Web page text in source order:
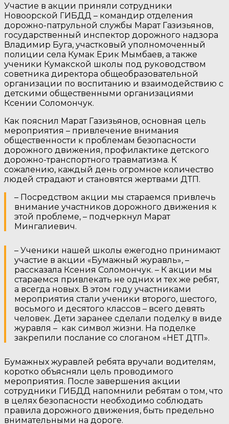
Участие в акции приняли сотрудники
Новоорской ГИБДД – командир отделения
дорожно-патрульной службы Марат Газизьянов,
государственный инспектор дорожного надзора
Владимир Буга, участковый уполномоченный
полиции села Кумак Ерик Мымбаев, а также
ученики Кумакской школы под руководством
советника директора общеобразовательной
организации по воспитанию и взаимодействию с
детскими общественными организациями
Ксении Соломончук.
Как пояснил Марат Газизьянов, основная цель
мероприятия – привлечение внимания
общественности к проблемам безопасности
дорожного движения, профилактике детского
дорожно-транспортного травматизма. К
сожалению, каждый день огромное количество
людей страдают и становятся жертвами ДТП.
– Посредством акции мы стараемся привлечь
внимание участников дорожного движения к
этой проблеме, – подчеркнул Марат
Мингалиевич.
– Ученики нашей школы ежегодно принимают
участие в акции «Бумажный журавль», –
рассказала Ксения Соломончук. – К акции мы
стараемся привлекать не одних и тех же ребят,
а всегда новых. В этом году участниками
мероприятия стали ученики второго, шестого,
восьмого и десятого классов – всего девять
человек. Дети заранее сделали поделку в виде
журавля – как символ жизни. На поделке
закрепили послание со слоганом «НЕТ ДТП».
Бумажных журавлей ребята вручали водителям,
коротко объясняли цель проводимого
мероприятия. После завершения акции
сотрудники ГИБДД напомнили ребятам о том, что
в целях безопасности необходимо соблюдать
правила дорожного движения, быть предельно
внимательными на дороге.